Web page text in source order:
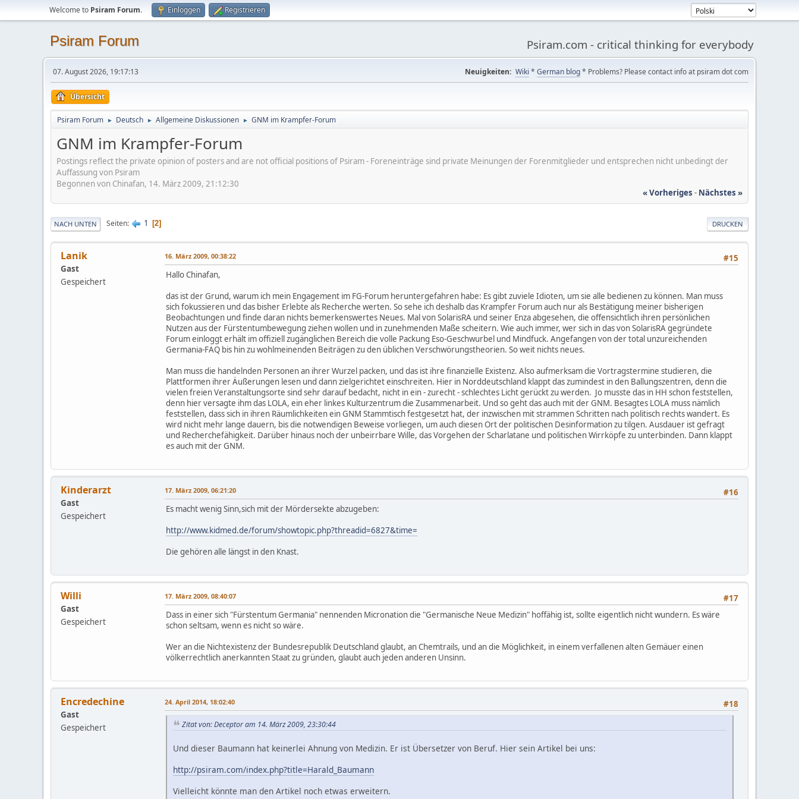
Welcome to Psiram Forum. Einloggen Registrieren
Psiram Forum Psiram.com - critical thinking for everybody
07. August 2026, 19:17:13 Neuigkeiten: Wiki * German blog* Problems? Please contact info at psiram dot com
Übersicht
Psiram Forum ► Deutsch ► Allgemeine Diskussionen ► GNM im Krampfer-Forum
GNM im Krampfer-Forum
Postings reflect the private opinion of posters and are not official positions of Psiram - Foreneinträge sind private Meinungen der Forenmitglieder und entsprechen nicht unbedingt der
Auffassung von Psiram
Begonnen von Chinafan, 14. März 2009, 21:12:30
« Vorheriges - Nächstes »
DRUCKEN
NACH UNTEN Seiten 1 2
Lanik
Gast
Gespeichert
#15
16. März 2009, 00:38:22
Hallo Chinafan,
das ist der Grund, warum ich mein Engagement im FG-Forum heruntergefahren habe: Es gibt zuviele Idioten, um sie alle bedienen zu können. Man muss
sich fokussieren und das bisher Erlebte als Recherche werten. So sehe ich deshalb das Krampfer Forum auch nur als Bestätigung meiner bisherigen
Beobachtungen und finde daran nichts bemerkenswertes Neues. Mal von SolarisRA und seiner Enza abgesehen, die offensichtlich ihren persönlichen
Nutzen aus der Fürstentumbewegung ziehen wollen und in zunehmenden Maße scheitern. Wie auch immer, wer sich in das von SolarisRA gegründete
Forum einloggt erhält im offiziell zugänglichen Bereich die volle Packung Eso-Geschwurbel und Mindfuck. Angefangen von der total unzureichenden
Germania-FAQ bis hin zu wohlmeinenden Beiträgen zu den üblichen Verschwörungstheorien. So weit nichts neues.
Man muss die handelnden Personen an ihrer Wurzel packen, und das ist ihre finanzielle Existenz. Also aufmerksam die Vortragstermine studieren, die
Plattformen ihrer Äußerungen lesen und dann zielgerichtet einschreiten. Hier in Norddeutschland klappt das zumindest in den Ballungszentren, denn die
vielen freien Veranstaltungsorte sind sehr darauf bedacht, nicht in ein - zurecht - schlechtes Licht gerückt zu werden. Jo musste das in HH schon feststellen,
denn hier versagte ihm das LOLA, ein eher linkes Kulturzentrum die Zusammenarbeit. Und so geht das auch mit der GNM. Besagtes LOLA muss nämlich
feststellen, dass sich in ihren Räumlichkeiten ein GNM Stammtisch festgesetzt hat, der inzwischen mit strammen Schritten nach politisch rechts wandert. Es
wird nicht mehr lange dauern, bis die notwendigen Beweise vorliegen, um auch diesen Ort der politischen Desinformation zu tilgen. Ausdauer ist gefragt
und Recherchefähigkeit. Darüber hinaus noch der unbeirrbare Wille, das Vorgehen der Scharlatane und politischen Wirrköpfe zu unterbinden. Dann klappt
es auch mit der GNM.
Kinderarzt
Gast
Gespeichert
#16
17. März 2009, 06:21:20
Es macht wenig Sinn,sich mit der Mördersekte abzugeben:
http://www.kidmed.de/forum/showtopic.php?threadid=6827&time=
Die gehören alle längst in den Knast.
Willi
Gast
Gespeichert
#17
17. März 2009, 08:40:07
Dass in einer sich "Fürstentum Germania" nennenden Micronation die "Germanische Neue Medizin" hoffähig ist, sollte eigentlich nicht wundern. Es wäre
schon seltsam, wenn es nicht so wäre.
Wer an die Nichtexistenz der Bundesrepublik Deutschland glaubt, an Chemtrails, und an die Möglichkeit, in einem verfallenen alten Gemäuer einen
völkerrechtlich anerkannten Staat zu gründen, glaubt auch jeden anderen Unsinn.
Encredechine
Gast
Gespeichert
#18
24. April 2014, 18:02:40
Zitat von: Deceptor am 14. März 2009, 23:30:44
Und dieser Baumann hat keinerlei Ahnung von Medizin. Er ist Übersetzer von Beruf. Hier sein Artikel bei uns:
http://psiram.com/index.php?title=Harald_Baumann
Vielleicht könnte man den Artikel noch etwas erweitern.